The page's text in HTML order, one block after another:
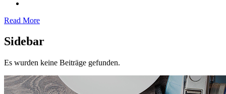
Read More
Sidebar
Es wurden keine Beiträge gefunden.